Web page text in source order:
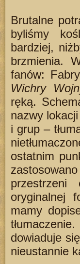
Brutalne
byliśmy
bardziej,
brzmienia.
fanów:
Wichry
ręką.
nazwy
i grup –
ostatnim
przestrzeni
oryginalnej
mamy
dowiaduje
nieustannie